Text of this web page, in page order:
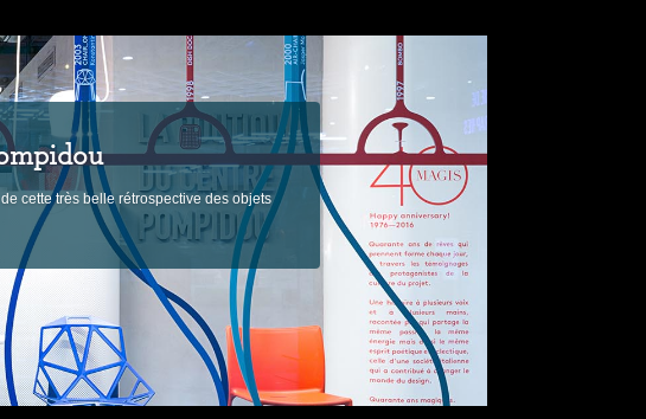
cette très belle rétrospective des objets